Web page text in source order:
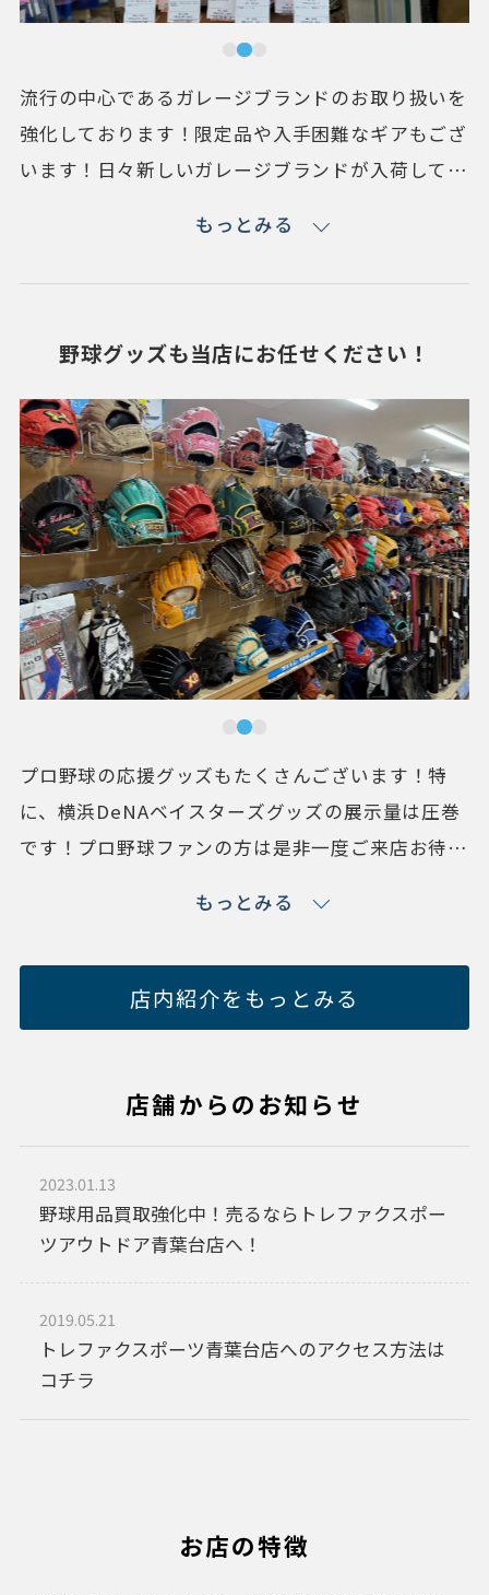
流行の中心であるガレージブランドのお取り扱いを
強化しております！限定品や入手困難なギアもござ
います！日々新しいガレージブランドが入荷してお
もっとみる
野球グッズも当店にお任せください！
プロ野球の応援グッズもたくさんございます！特
に、横浜DeNAベイスターズグッズの展示量は圧巻
です！プロ野球ファンの方は是非一度ご来店お待ち
ど、プレイ用の野球用品も多数展開中！
もっとみる
店内紹介をもっとみる
店舗からのお知らせ
2023.01.13
野球用品買取強化中！売るならトレファクスポー
ツアウトドア青葉台店へ！
2019.05.21
トレファクスポーツ青葉台店へのアクセス方法は
コチラ
お店の特徴